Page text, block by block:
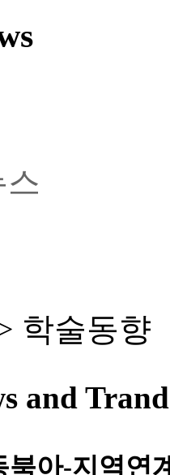
학술동향
and
북아-지역연